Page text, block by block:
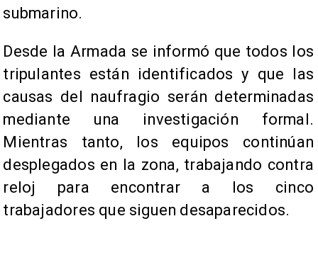
submarino.
Desde la Armada se informó que todos los
tripulantes están identificados y que las
causas del naufragio serán determinadas
mediante una investigación formal.
Mientras tanto, los equipos continúan
desplegados en la zona, trabajando contra
reloj para encontrar a los cinco
trabajadores que siguen desaparecidos.